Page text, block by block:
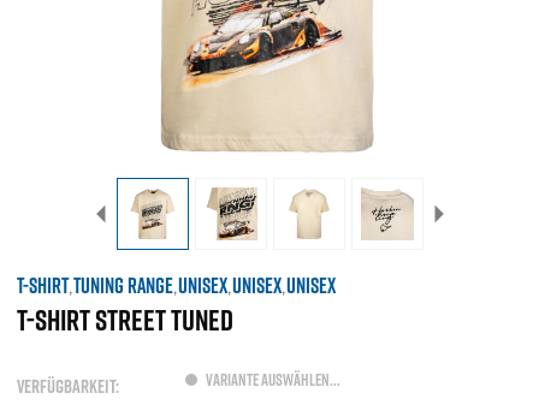
T-SHIRT,TUNING RANGE,UNISEX,UNISEX,UNISEX
T-SHIRT STREET TUNED
VERFÜGBARKEIT: VARIANTE AUSWÄHLEN...